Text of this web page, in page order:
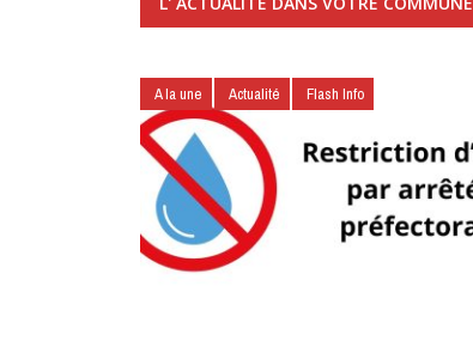
A la une Actualité Flash Info